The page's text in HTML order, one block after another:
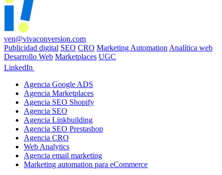
ven@vivaconversion.com
Publicidad digital SEO CRO Marketing Automation Analítica web
Desarrollo Web Marketplaces UGC
LinkedIn
Agencia Google ADS
Agencia Marketplaces
Agencia SEO Shopify
Agencia SEO
Agencia Linkbuilding
Agencia SEO Prestashop
Agencia CRO
Web Analytics
Agencia email marketing
Marketing automation para eCommerce